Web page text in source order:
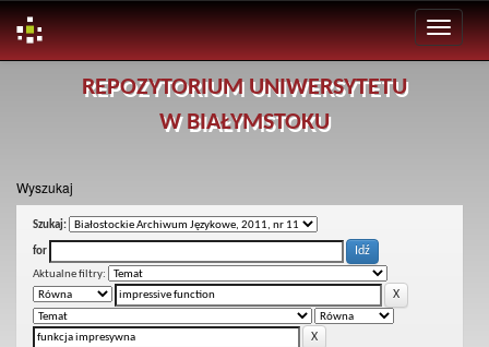
REPOZYTORIUM UNIWERSYTETU
W BIAŁYMSTOKU
Wyszukaj
Szukaj:
for
Aktualne filtry: